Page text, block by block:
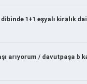
dibinde 1+1 eşyalı kiralık
arıyorum / davutpaşa b